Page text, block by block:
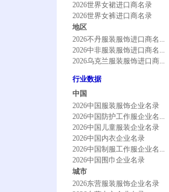
2026世界女裙进口商名录
2026世界女裤进口商名录
地区
2026不丹服装服饰进口商名...
2026中非服装服饰进口商名...
2026乌克兰服装服饰进口商...
行业数据
中国
2026中国服装服饰企业名录
2026中国防护工作服企业名...
2026中国儿童服装企业名录
2026中国内衣企业名录
2026中国制服工作服企业名...
2026中国围巾企业名录
城市
2026东营服装服饰企业名录